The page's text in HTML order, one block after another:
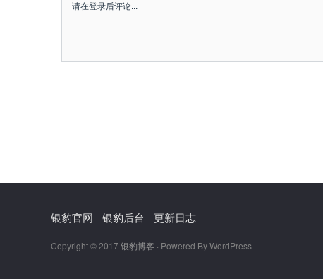
银豹官网 银豹后台 更新日志
Copyright © 2017 银豹博客 · Powered By WordPress